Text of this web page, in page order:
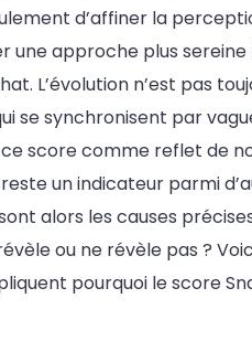
d’affiner la
une approche plus
L’évolution n’est pas
se synchronisent par
score comme reflet de
un indicateur parmi
alors les causes
ou ne révèle pas ?
pourquoi le score